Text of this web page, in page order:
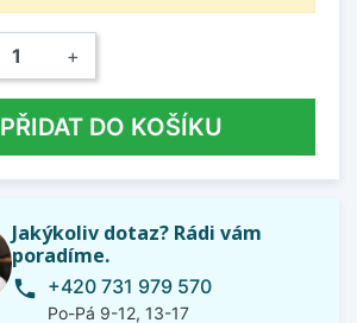
+
PŘIDAT DO KOŠÍKU
Jakýkoliv dotaz? Rádi vám
poradíme.
phone +420 731 979 570
Po-Pá 9-12, 13-17